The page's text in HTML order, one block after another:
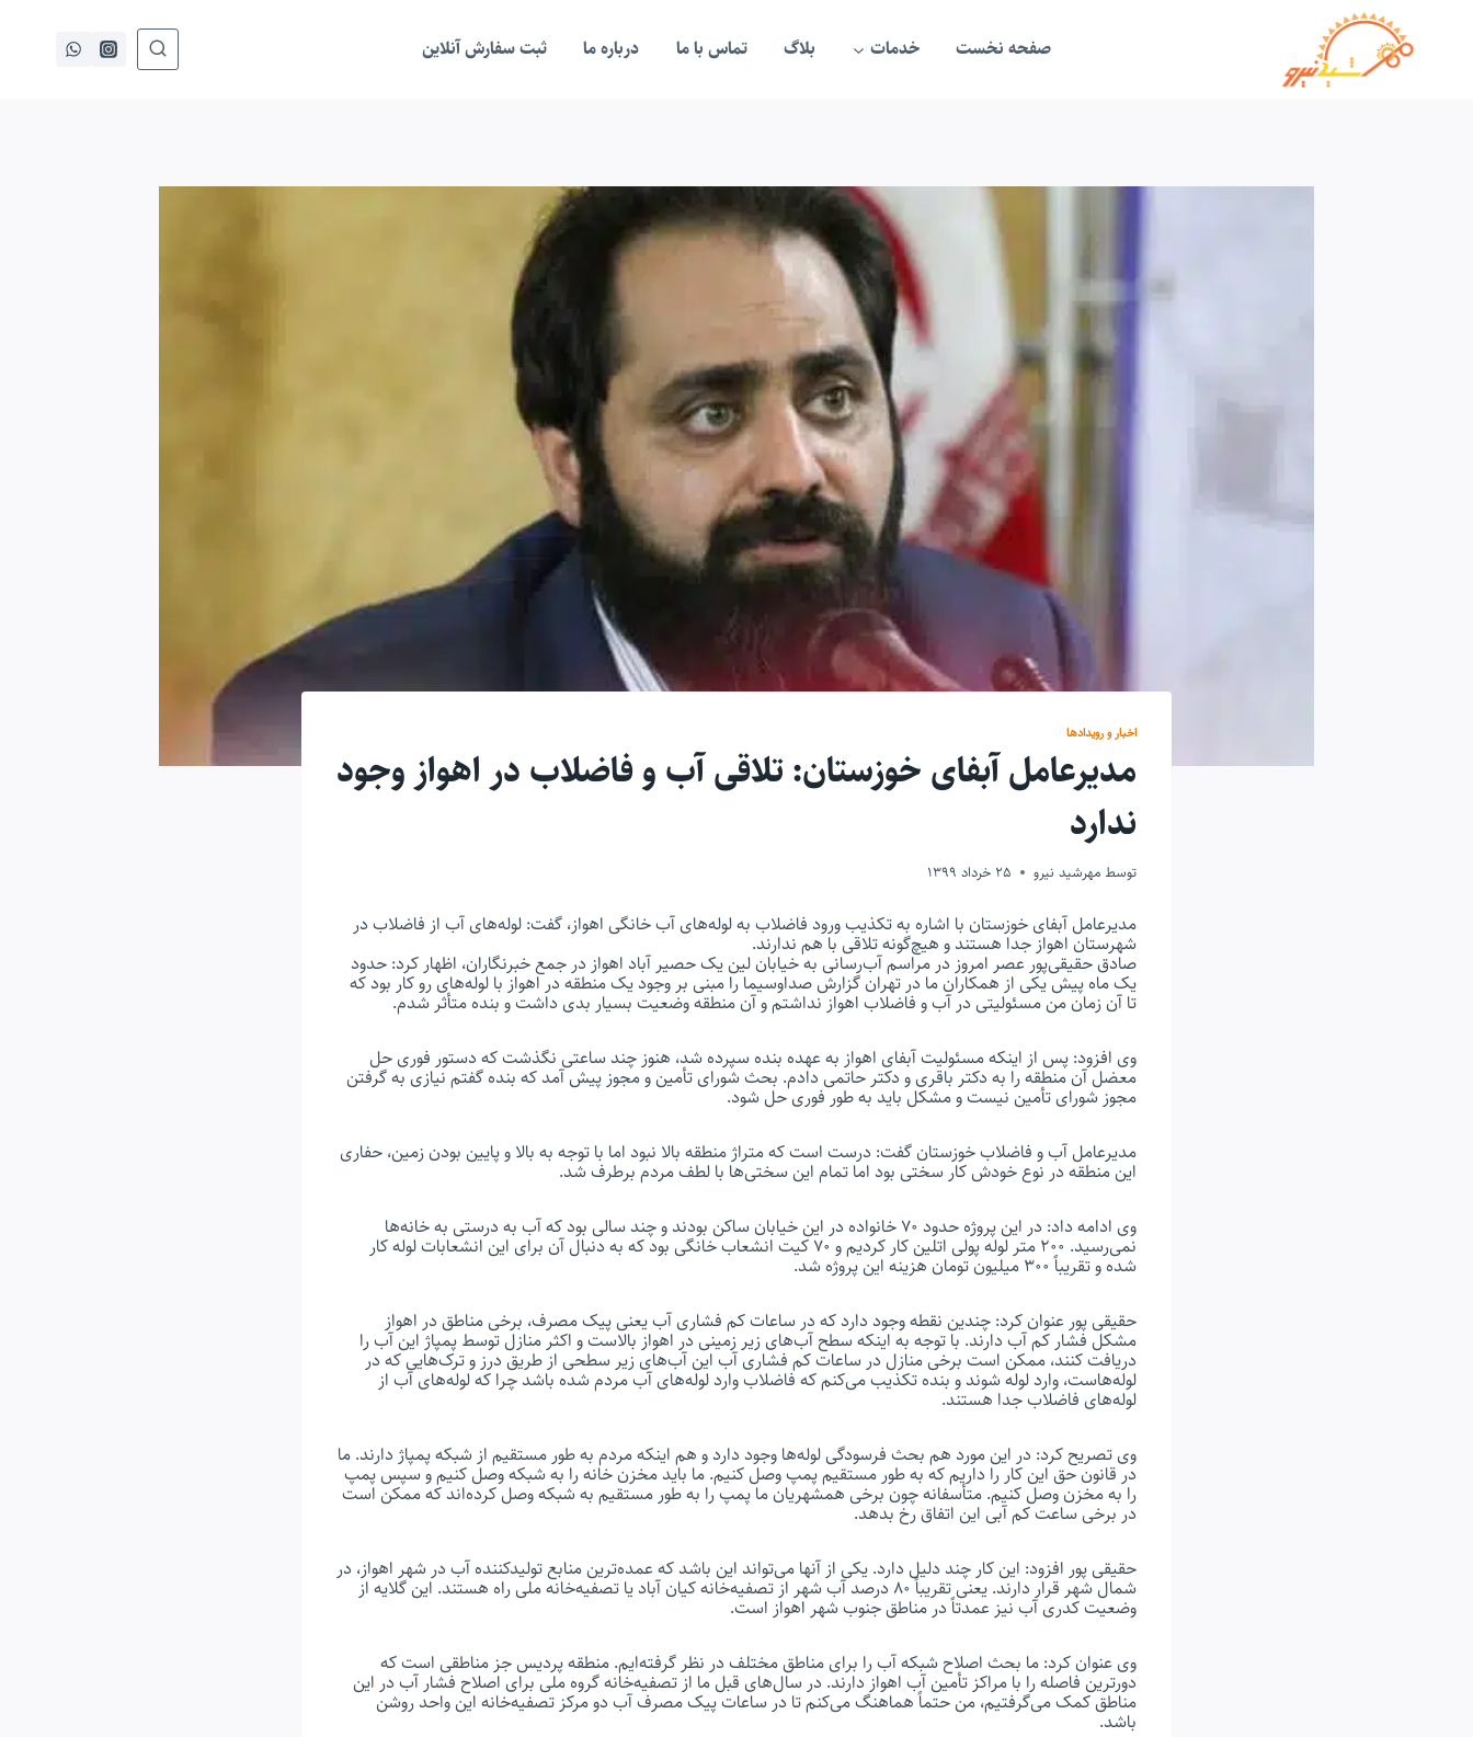
صفحه نخست خدمات بلاگ تماس با ما درباره ما ثبت سفارش آنلاین
اخبار و رویدادها
مدیرعامل آبفای خوزستان: تلاقی آب و فاضلاب در اهواز وجود
ندارد
توسط مهرشید نیرو 25 خرداد 1399
مدیرعامل آبفای خوزستان با اشاره به تکذیب ورود فاضلاب به لوله‌های آب خانگی اهواز، گفت: لوله‌های آب از فاضلاب در
شهرستان اهواز جدا هستند و هیچ‌گونه تلاقی با هم ندارند.
صادق حقیقی‌پور عصر امروز در مراسم آب‌رسانی به خیابان لین یک حصیر آباد اهواز در جمع خبرنگاران، اظهار کرد: حدود
یک ماه پیش یکی از همکاران ما در تهران گزارش صداوسیما را مبنی بر وجود یک منطقه در اهواز با لوله‌های رو کار بود که
تا آن زمان من مسئولیتی در آب و فاضلاب اهواز نداشتم و آن منطقه وضعیت بسیار بدی داشت و بنده متأثر شدم.
وی افزود: پس از اینکه مسئولیت آبفای اهواز به عهده بنده سپرده شد، هنوز چند ساعتی نگذشت که دستور فوری حل
معضل آن منطقه را به دکتر باقری و دکتر حاتمی دادم. بحث شورای تأمین و مجوز پیش آمد که بنده گفتم نیازی به گرفتن
مجوز شورای تأمین نیست و مشکل باید به طور فوری حل شود.
مدیرعامل آب و فاضلاب خوزستان گفت: درست است که متراژ منطقه بالا نبود اما با توجه به بالا و پایین بودن زمین، حفاری
این منطقه در نوع خودش کار سختی بود اما تمام این سختی‌ها با لطف مردم برطرف شد.
وی ادامه داد: در این پروژه حدود ۷۰ خانواده در این خیابان ساکن بودند و چند سالی بود که آب به درستی به خانه‌ها
نمی‌رسید. ۲۰۰ متر لوله پولی اتلین کار کردیم و ۷۰ کیت انشعاب خانگی بود که به دنبال آن برای این انشعابات لوله کار
شده و تقریباً ۳۰۰ میلیون تومان هزینه این پروژه شد.
حقیقی پور عنوان کرد: چندین نقطه وجود دارد که در ساعات کم فشاری آب یعنی پیک مصرف، برخی مناطق در اهواز
مشکل فشار کم آب دارند. با توجه به اینکه سطح آب‌های زیر زمینی در اهواز بالاست و اکثر منازل توسط پمپاژ این آب را
دریافت کنند، ممکن است برخی منازل در ساعات کم فشاری آب این آب‌های زیر سطحی از طریق درز و ترک‌هایی که در
لوله‌هاست، وارد لوله شوند و بنده تکذیب می‌کنم که فاضلاب وارد لوله‌های آب مردم شده باشد چرا که لوله‌های آب از
لوله‌های فاضلاب جدا هستند.
وی تصریح کرد: در این مورد هم بحث فرسودگی لوله‌ها وجود دارد و هم اینکه مردم به طور مستقیم از شبکه پمپاژ دارند. ما
در قانون حق این کار را داریم که به طور مستقیم پمپ وصل کنیم. ما باید مخزن خانه را به شبکه وصل کنیم و سپس پمپ
را به مخزن وصل کنیم. متأسفانه چون برخی همشهریان ما پمپ را به طور مستقیم به شبکه وصل کرده‌اند که ممکن است
در برخی ساعت کم آبی این اتفاق رخ بدهد.
حقیقی پور افزود: این کار چند دلیل دارد. یکی از آنها می‌تواند این باشد که عمده‌ترین منابع تولیدکننده آب در شهر اهواز، در
شمال شهر قرار دارند. یعنی تقریباً ۸۰ درصد آب شهر از تصفیه‌خانه کیان آباد یا تصفیه‌خانه ملی راه هستند. این گلایه از
وضعیت کدری آب نیز عمدتاً در مناطق جنوب شهر اهواز است.
وی عنوان کرد: ما بحث اصلاح شبکه آب را برای مناطق مختلف در نظر گرفته‌ایم. منطقه پردیس جز مناطقی است که
دورترین فاصله را با مراکز تأمین آب اهواز دارند. در سال‌های قبل ما از تصفیه‌خانه گروه ملی برای اصلاح فشار آب در این
مناطق کمک می‌گرفتیم، من حتماً هماهنگ می‌کنم تا در ساعات پیک مصرف آب دو مرکز تصفیه‌خانه این واحد روشن
باشد.